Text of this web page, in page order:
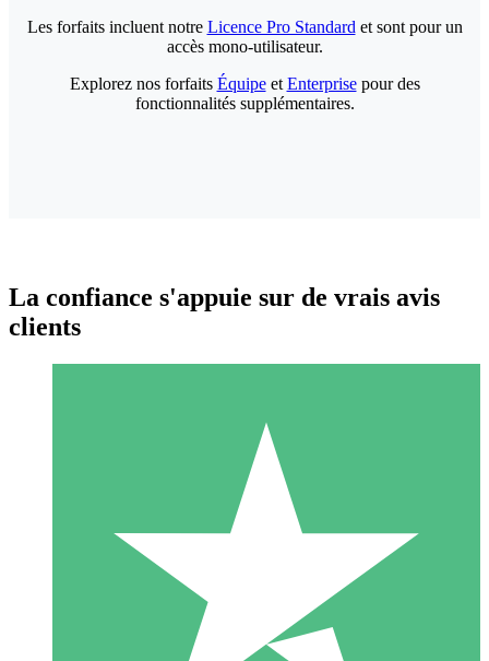
Packs de Crédits Individuels
Payez à l'utilisation avec des crédits de téléchargement. Sans
1 Téléchargement
10 00
Les forfaits incluent notre Licence Pro Standard et sont pour un
accès mono-utilisateur.
Explorez nos forfaits Équipeet Enterprisepour des
fonctionnalités supplémentaires.
La confiance s'appuie sur de vrais avis
clients